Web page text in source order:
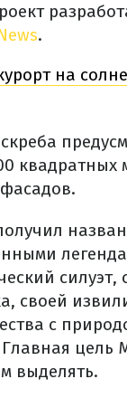
.
на
силуэт,
своей
с
цель
выделять.